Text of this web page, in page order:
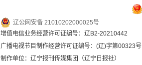
辽公网安备 21010202000025号
增值电信业务经营许可证编号：辽B2-20210442
广播电视节目制作经营许可证编号：(辽)字第00323号
制作单位：辽宁报刊传媒集团（辽宁日报社）